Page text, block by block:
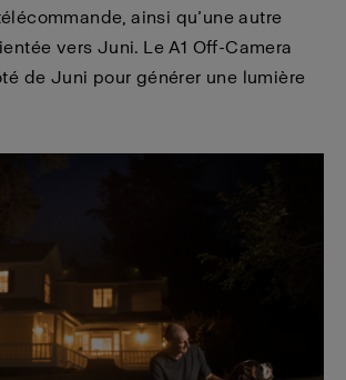
ainsi qu’une autre
vers Juni. Le A1 Off-Camera
de Juni pour générer une lumière